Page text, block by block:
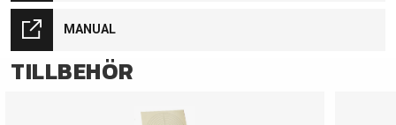
MANUAL
TILLBEHÖR